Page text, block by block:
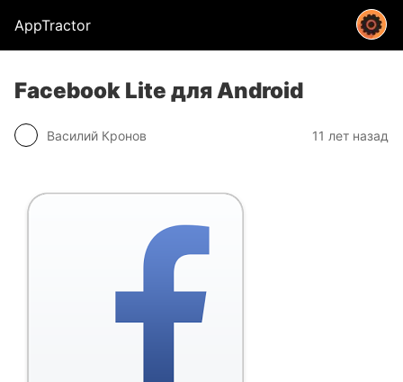
AppTractor
Facebook Lite для Android
Василий Кронов 11 лет назад